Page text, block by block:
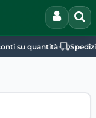
su quantità•